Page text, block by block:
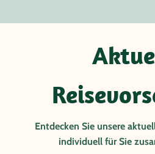
Entdecken Sie unsere
individuell für Sie